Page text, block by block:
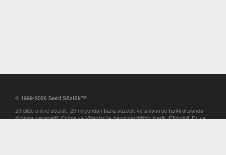
© 1999-2026 Sesli Sözlük™
20 dilde online sözlük. 20 milyondan fazla sözcük ve anlamı üç farklı aksanda
dinleme seçeneği. Cümle ve Videolar ile zenginleştirilmiş içerik. Etimoloji, Eş ve